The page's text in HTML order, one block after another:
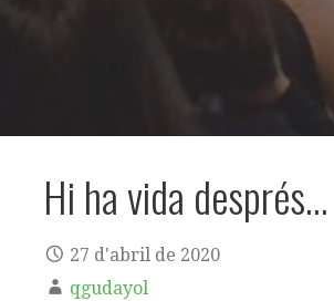
Hi ha vida després…
27 d'abril de 2020
qgudayol